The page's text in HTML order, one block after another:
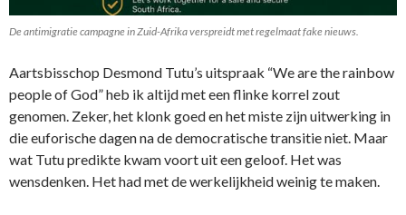
De antimigratie campagne in Zuid-Afrika verspreidt met regelmaat fake nieuws.
Aartsbisschop Desmond Tutu’s uitspraak “We are the rainbow
people of God” heb ik altijd met een flinke korrel zout
genomen. Zeker, het klonk goed en het miste zijn uitwerking in
die euforische dagen na de democratische transitie niet. Maar
wat Tutu predikte kwam voort uit een geloof. Het was
wensdenken. Het had met de werkelijkheid weinig te maken.